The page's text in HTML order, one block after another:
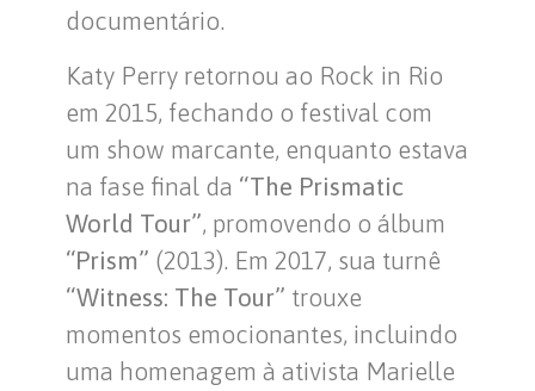
documentário.
Katy Perry retornou ao Rock in Rio
em 2015, fechando o festival com
um show marcante, enquanto estava
na fase final da “The Prismatic
World Tour”, promovendo o álbum
“Prism” (2013). Em 2017, sua turnê
“Witness: The Tour” trouxe
momentos emocionantes, incluindo
uma homenagem à ativista Marielle